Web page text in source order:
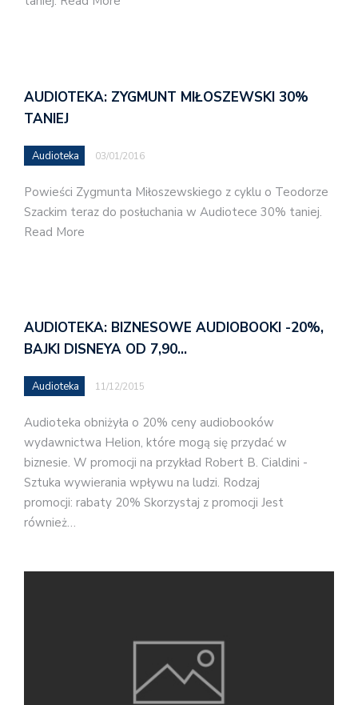
AUDIOTEKA: ZYGMUNT MIŁOSZEWSKI 30%
TANIEJ
Audioteka 03/01/2016
Powieści Zygmunta Miłoszewskiego z cyklu o Teodorze
Szackim teraz do posłuchania w Audiotece 30% taniej.
Read More
AUDIOTEKA: BIZNESOWE AUDIOBOOKI -20%,
BAJKI DISNEYA OD 7,90…
Audioteka 11/12/2015
Audioteka obniżyła o 20% ceny audiobooków
wydawnictwa Helion, które mogą się przydać w
biznesie. W promocji na przykład Robert B. Cialdini -
Sztuka wywierania wpływu na ludzi. Rodzaj
promocji: rabaty 20% Skorzystaj z promocji Jest
również…